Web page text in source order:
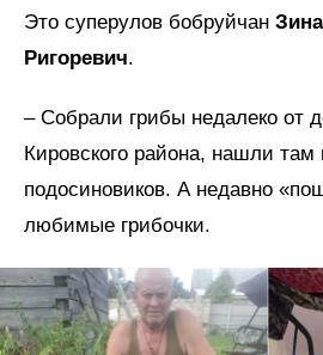
Это суперулов бобруйчан
Ригоревич.
– Собрали грибы недалеко от
Кировского района, нашли там
подосиновиков. А недавно
любимые грибочки.